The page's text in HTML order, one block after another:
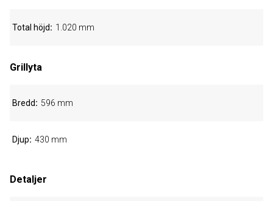
Total höjd 1.020 mm
Grillyta
Bredd 596 mm
Djup 430 mm
Detaljer